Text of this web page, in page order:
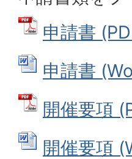
申請書
申請書
開催要項
開催要項